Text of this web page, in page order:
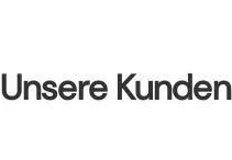
Unsere Kunden